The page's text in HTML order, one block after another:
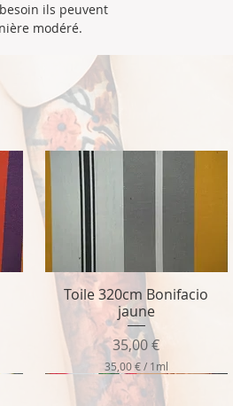
ils peuvent
modéré.
Aperçu rapide
Toile 320cm Bonifacio
jaune
Prix
35,00 €
35,00 € / 1ml
3